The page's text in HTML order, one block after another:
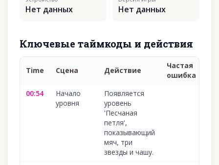
Нет данных Нет данных
Ключевые таймкоды и действия
Time Сцена Действие
Частая
ошибка
00:54
Начало
уровня
Появляется
уровень
'Песчаная
петля',
показывающий
мяч, три
звезды и чашу.